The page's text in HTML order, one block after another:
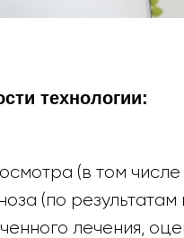
технологии:
(в том
(по
лечения,